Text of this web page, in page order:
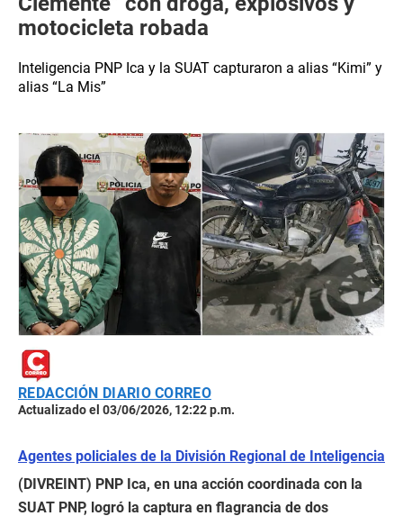
motocicleta robada
Inteligencia PNP Ica y la SUAT capturaron a alias “Kimi” y
alias “La Mis”
REDACCIÓN DIARIO CORREO
Actualizado el 03/06/2026, 12:22 p.m.
Agentes policiales de la División Regional de Inteligencia
(DIVREINT) PNP Ica, en una acción coordinada con la
SUAT PNP, logró la captura en flagrancia de dos